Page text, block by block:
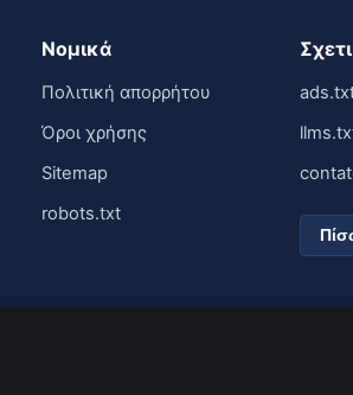
Νομικά
Πολιτική απορρήτου
Όροι χρήσης
Sitemap
robots.txt